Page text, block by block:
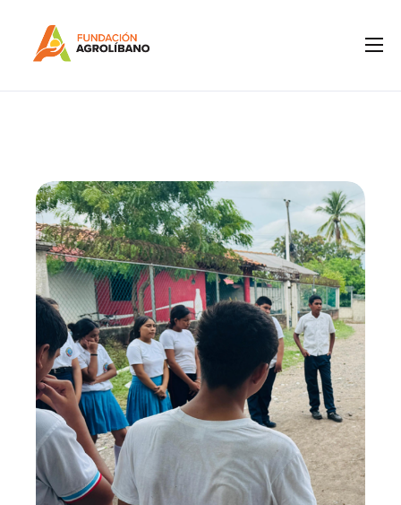
Programas
Notas de Prensa
Boletines
Contacto